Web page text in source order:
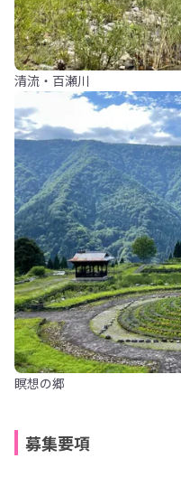
清流・百瀬川
瞑想の郷
募集要項